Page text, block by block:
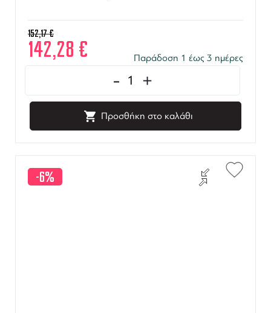
152,17€
142,28 € Παράδοση 1 έως 3 ημέρες
- +
Προσθήκη στο καλάθι
-6%